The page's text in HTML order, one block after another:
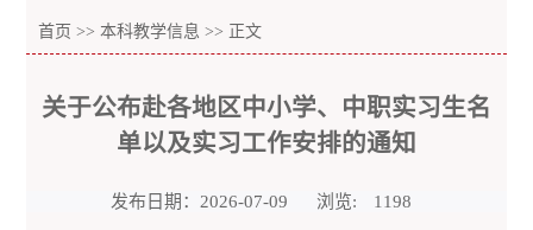
首页 >>本科教学信息 >> 正文
关于公布赴各地区中小学、中职实习生名
单以及实习工作安排的通知
发布日期：2026-07-09 浏览: 1198